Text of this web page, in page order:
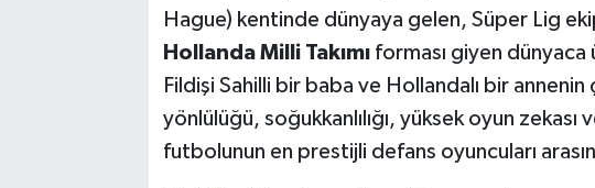
Hague) kentinde dünyaya gelen, Süper Lig
Hollanda Milli Takımıforması giyen
Fildişi Sahilli bir baba ve Hollandalı bir
yönlülüğü, soğukkanlılığı, yüksek oyun
futbolunun en prestijli defans oyuncuları